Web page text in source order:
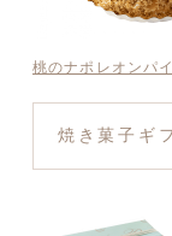
桃のナポレオンパイ
焼き菓子ギ